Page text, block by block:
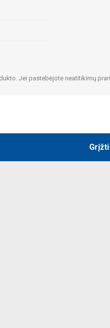
Jei pastebėjote neatitikimų